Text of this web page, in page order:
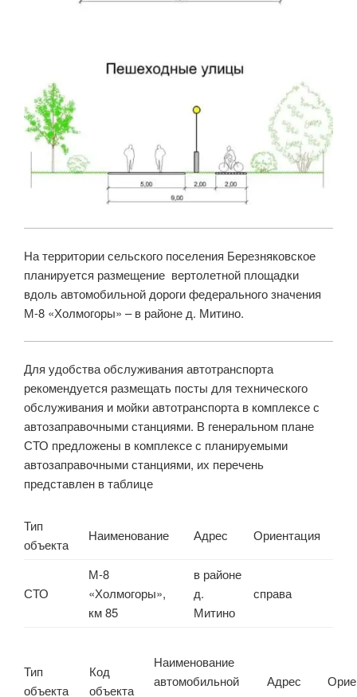
На территории сельского поселения Березняковское
планируется размещение вертолетной площадки
вдоль автомобильной дороги федерального значения
М-8 «Холмогоры» – в районе д. Митино.
Для удобства обслуживания автотранспорта
рекомендуется размещать посты для технического
обслуживания и мойки автотранспорта в комплексе с
автозаправочными станциями. В генеральном плане
СТО предложены в комплексе с планируемыми
автозаправочными станциями, их перечень
представлен в таблице
Тип
объекта
Наименование Адрес Ориентация
СТО
М-8
«Холмогоры»,
км 85
в районе
д.
Митино
справа
Тип
объекта
Код
объекта
Наименование
автомобильной
Адрес